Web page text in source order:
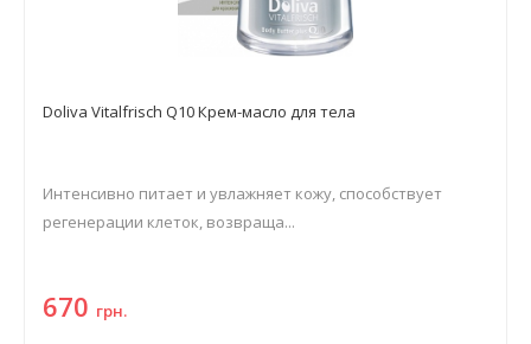
Doliva Vitalfrisch Q10 Крем-масло для тела
Интенсивно питает и увлажняет кожу, способствует
регенерации клеток, возвраща...
670 грн.